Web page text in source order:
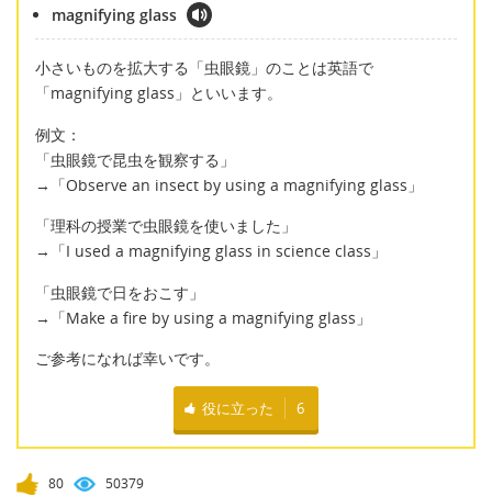
magnifying glass
小さいものを拡大する「虫眼鏡」のことは英語で
「magnifying glass」といいます。
例文：
「虫眼鏡で昆虫を観察する」
→「Observe an insect by using a magnifying glass」
「理科の授業で虫眼鏡を使いました」
→「I used a magnifying glass in science class」
「虫眼鏡で日をおこす」
→「Make a fire by using a magnifying glass」
ご参考になれば幸いです。
役に立った 6
80 50379